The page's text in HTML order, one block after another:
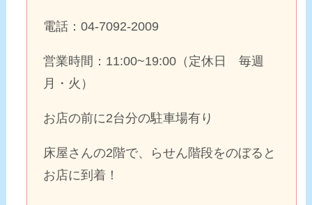
電話：04-7092-2009
営業時間：11:00~19:00（定休日 毎週
月・火）
お店の前に2台分の駐車場有り
床屋さんの2階で、らせん階段をのぼると
お店に到着！